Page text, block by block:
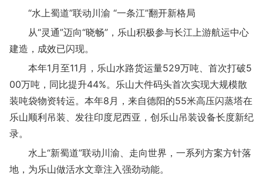
“水上蜀道”联动川渝 “一条江”翻开新格局
从“灵通”迈向“晓畅”，乐山积极参与长江上游航运中心
建造，成效已闪现。
本年1月至11月，乐山水路货运量529万吨、首次打破5
00万吨，同比提升44%。乐山大件码头首次实现大规模散
装吨袋物资转运。本年8月，来自德阳的55米高压闪蒸塔在
乐山顺利吊装、发往印度尼西亚，创乐山吊装设备长度新纪
录。
水上“新蜀道”联动川渝、走向世界，一系列方案方针落
地，为乐山做活水文章注入强劲动能。